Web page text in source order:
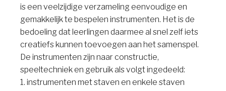
is een veelzijdige verzameling eenvoudige en
gemakkelijk te bespelen instrumenten. Het is de
bedoeling dat leerlingen daarmee al snel zelf iets
creatiefs kunnen toevoegen aan het samenspel.
De instrumenten zijn naar constructie,
speeltechniek en gebruik als volgt ingedeeld:
1. instrumenten met staven en enkele staven